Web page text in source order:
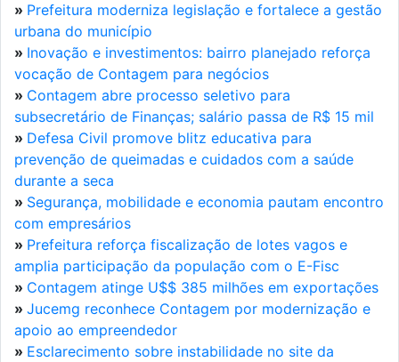
» Prefeitura moderniza legislação e fortalece a gestão
urbana do município
» Inovação e investimentos: bairro planejado reforça
vocação de Contagem para negócios
» Contagem abre processo seletivo para
subsecretário de Finanças; salário passa de R$ 15 mil
» Defesa Civil promove blitz educativa para
prevenção de queimadas e cuidados com a saúde
durante a seca
» Segurança, mobilidade e economia pautam encontro
com empresários
» Prefeitura reforça fiscalização de lotes vagos e
amplia participação da população com o E-Fisc
» Contagem atinge U$$ 385 milhões em exportações
» Jucemg reconhece Contagem por modernização e
apoio ao empreendedor
» Esclarecimento sobre instabilidade no site da